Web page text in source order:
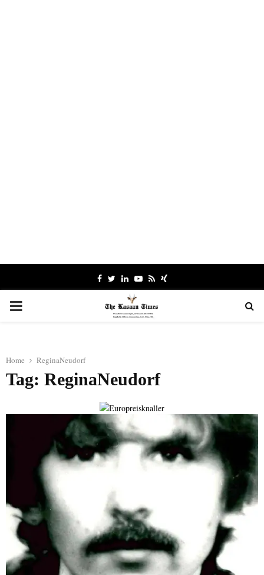
Facebook
TwitterLinkedinYoutube
RssXing
PRIMARY
Home ReginaNeudorf
Tag: ReginaNeudorf